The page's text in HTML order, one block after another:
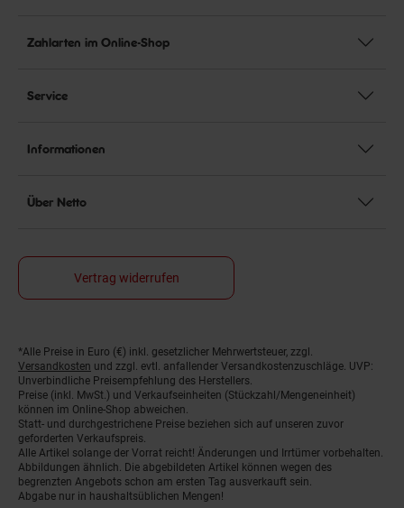
Zahlarten im Online-Shop
Service
Informationen
Über Netto
Vertrag widerrufen
Fußnoten
*Alle Preise in Euro (€) inkl. gesetzlicher Mehrwertsteuer, zzgl.
Versandkosten und zzgl. evtl. anfallender Versandkostenzuschläge. UVP:
Unverbindliche Preisempfehlung des Herstellers.
Preise (inkl. MwSt.) und Verkaufseinheiten (Stückzahl/Mengeneinheit)
können im Online-Shop abweichen.
Statt- und durchgestrichene Preise beziehen sich auf unseren zuvor
geforderten Verkaufspreis.
Alle Artikel solange der Vorrat reicht! Änderungen und Irrtümer vorbehalten.
Abbildungen ähnlich. Die abgebildeten Artikel können wegen des
begrenzten Angebots schon am ersten Tag ausverkauft sein.
Abgabe nur in haushaltsüblichen Mengen!